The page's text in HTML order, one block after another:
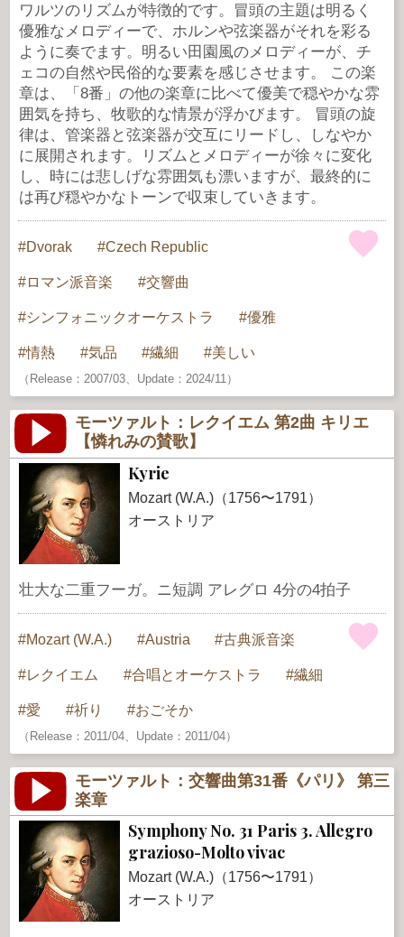
ワルツのリズムが特徴的です。冒頭の主題は明るく
優雅なメロディーで、ホルンや弦楽器がそれを彩る
ように奏でます。明るい田園風のメロディーが、チ
ェコの自然や民俗的な要素を感じさせます。 この楽
章は、「8番」の他の楽章に比べて優美で穏やかな雰
囲気を持ち、牧歌的な情景が浮かびます。 冒頭の旋
律は、管楽器と弦楽器が交互にリードし、しなやか
に展開されます。リズムとメロディーが徐々に変化
し、時には悲しげな雰囲気も漂いますが、最終的に
は再び穏やかなトーンで収束していきます。
Dvorak Czech Republic
ロマン派音楽 交響曲
シンフォニックオーケストラ 優雅
情熱 気品 繊細 美しい
（Release：2007/03、Update：2024/11）
モーツァルト：レクイエム 第2曲 キリエ
【憐れみの賛歌】
Kyrie
Mozart (W.A.)（1756〜1791）
オーストリア
壮大な二重フーガ。ニ短調 アレグロ 4分の4拍子
Mozart (W.A.) Austria 古典派音楽
レクイエム 合唱とオーケストラ 繊細
愛 祈り おごそか
（Release：2011/04、Update：2011/04）
モーツァルト：交響曲第31番《パリ》 第三
楽章
Symphony No. 31 Paris 3. Allegro
grazioso-Molto vivac
Mozart (W.A.)（1756〜1791）
オーストリア